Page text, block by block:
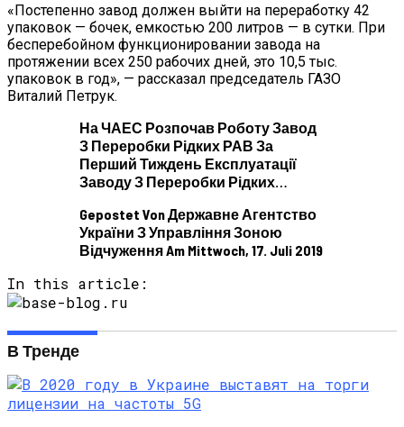
«Постепенно завод должен выйти на переработку 42
упаковок — бочек, емкостью 200 литров — в сутки. При
бесперебойном функционировании завода на
протяжении всех 250 рабочих дней, это 10,5 тыс.
упаковок в год», — рассказал председатель ГАЗО
Виталий Петрук.
На ЧАЕС Розпочав Роботу Завод
З Переробки Рідких РАВ За
Перший Тиждень Експлуатації
Заводу З Переробки Рідких…
Gepostet Von Державне Агентство
України З Управління Зоною
Відчуження Am Mittwoch, 17. Juli 2019
In this article:
В Тренде